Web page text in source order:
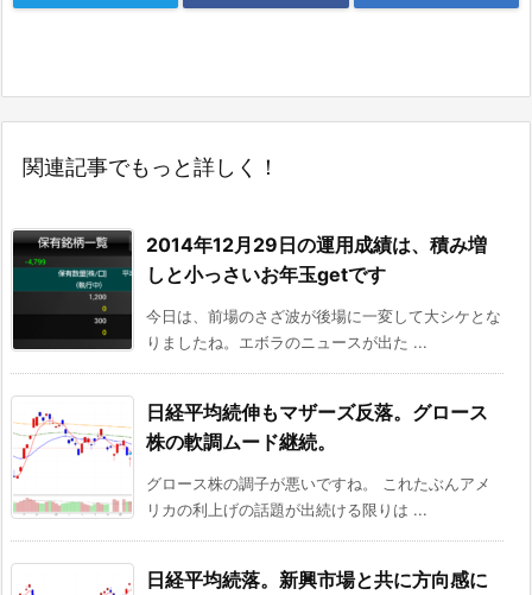
関連記事でもっと詳しく！
2014年12月29日の運用成績は、積み増
しと小っさいお年玉getです
今日は、前場のさざ波が後場に一変して大シケとな
りましたね。エボラのニュースが出た ...
日経平均続伸もマザーズ反落。グロース
株の軟調ムード継続。
グロース株の調子が悪いですね。 これたぶんアメ
リカの利上げの話題が出続ける限りは ...
日経平均続落。新興市場と共に方向感に